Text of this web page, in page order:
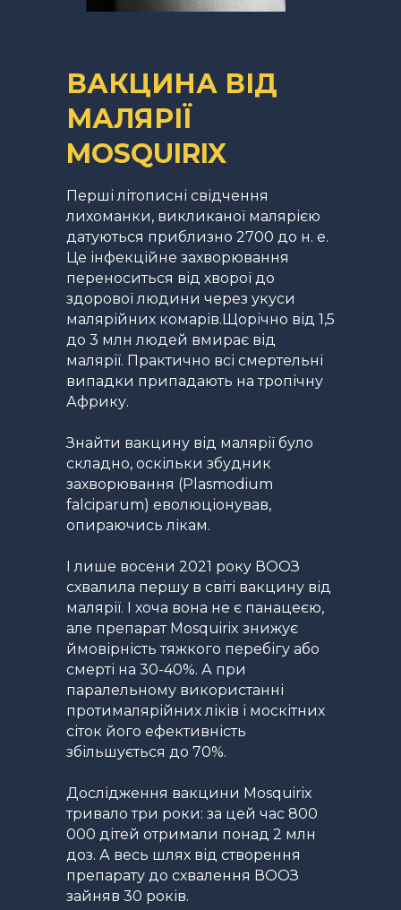
Перші літописні свідчення
лихоманки, викликаної малярією
датуються приблизно 2700 до н. е.
Це інфекційне захворювання
переноситься від хворої до
здорової людини через укуси
малярійних комарів.Щорічно від 1,5
до 3 млн людей вмирає від
малярії. Практично всі смертельні
випадки припадають на тропічну
Африку.
Знайти вакцину від малярії було
складно, оскільки збудник
захворювання (Plasmodium
falciparum) еволюціонував,
опираючись лікам.
І лише восени 2021 року ВООЗ
схвалила першу в світі вакцину від
малярії. І хоча вона не є панацеєю,
але препарат Mоsquirix знижує
ймовірність тяжкого перебігу або
смерті на 30-40%. А при
паралельному використанні
протималярійних ліків і москітних
сіток його ефективність
збільшується до 70%.
Дослідження вакцини Mоsquirix
тривало три роки: за цей час 800
000 дітей отримали понад 2 млн
доз. А весь шлях від створення
препарату до схвалення ВООЗ
зайняв 30 років.
ВАКЦИНА ВІД
МАЛЯРІЇ
MОSQUIRIX